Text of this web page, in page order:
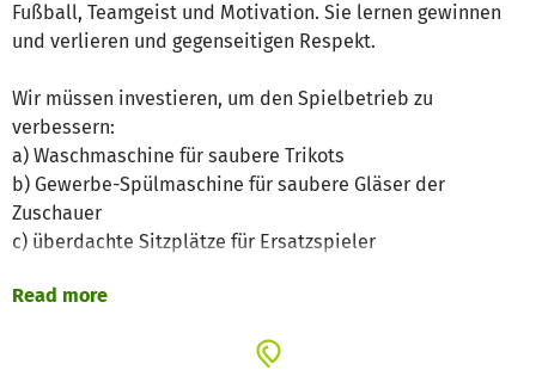
Fußball, Teamgeist und Motivation. Sie lernen gewinnen
und verlieren und gegenseitigen Respekt.
Wir müssen investieren, um den Spielbetrieb zu
verbessern:
a) Waschmaschine für saubere Trikots
b) Gewerbe-Spülmaschine für saubere Gläser der
Zuschauer
c) überdachte Sitzplätze für Ersatzspieler
Bitte helft uns dabei, unseren Betrieb aufrecht zu
Wichtig für die Kids, für Eltern und Großeltern und für die
Read more